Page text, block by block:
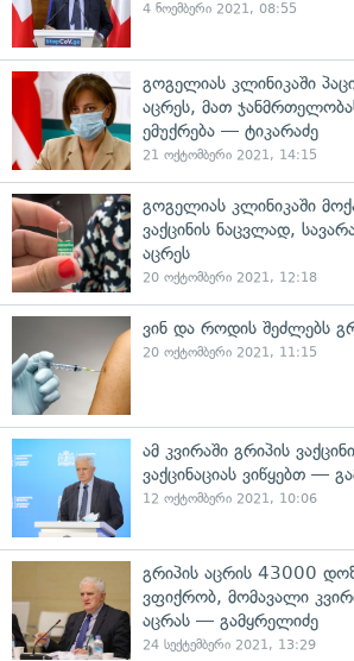
4 ნოემბერი 2021, 08:55
გოგელიას კლინიკაში
აცრეს, მათ
ემუქრება — ტიკარაძე
21 ოქტომბერი 2021, 14:15
გოგელიას კლინიკაში
ვაქცინის ნაცვლად,
აცრეს
20 ოქტომბერი 2021, 12:18
ვინ და როდის შეძლებს
20 ოქტომბერი 2021, 11:15
ამ კვირაში გრიპის
ვაქცინაციას ვიწყებთ —
12 ოქტომბერი 2021, 10:06
გრიპის აცრის 43000
ვფიქრობ, მომავალი
აცრას — გამყრელიძე
24 სექტემბერი 2021, 13:29